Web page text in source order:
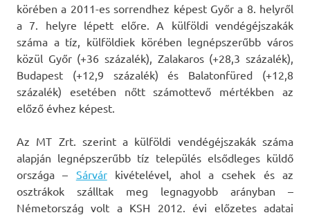
körében a 2011-es sorrendhez képest Győr a 8. helyről
a 7. helyre lépett előre. A külföldi vendégéjszakák
száma a tíz, külföldiek körében legnépszerűbb város
közül Győr (+36 százalék), Zalakaros (+28,3 százalék),
Budapest (+12,9 százalék) és Balatonfüred (+12,8
százalék) esetében nőtt számottevő mértékben az
előző évhez képest.
Az MT Zrt. szerint a külföldi vendégéjszakák száma
alapján legnépszerűbb tíz település elsődleges küldő
országa – Sárvárkivételével, ahol a csehek és az
osztrákok szálltak meg legnagyobb arányban –
Németország volt a KSH 2012. évi előzetes adatai